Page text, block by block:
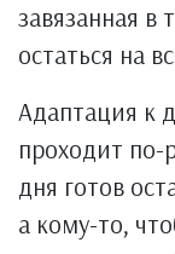
завязанная в
остаться на
Адаптация к
проходит по-
дня готов
а кому-то,